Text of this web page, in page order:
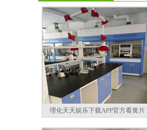
官方看黄片
理化天天娱乐下载APP官方看黄片